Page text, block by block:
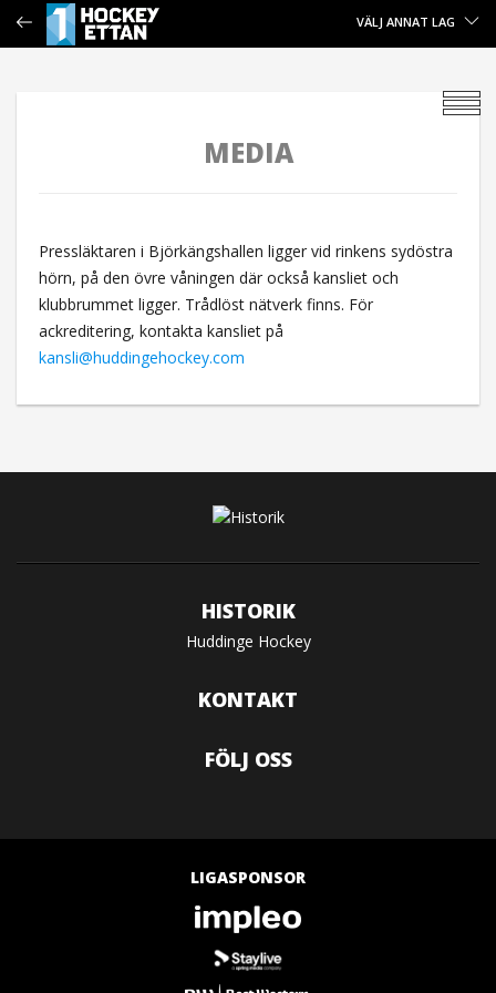
VÄLJ ANNAT LAG
MEDIA
Pressläktaren i Björkängshallen ligger vid rinkens sydöstra
hörn, på den övre våningen där också kansliet och
klubbrummet ligger. Trådlöst nätverk finns. För
ackreditering, kontakta kansliet på
kansli@huddingehockey.com
HISTORIK
Huddinge Hockey
KONTAKT
FÖLJ OSS
LIGASPONSOR